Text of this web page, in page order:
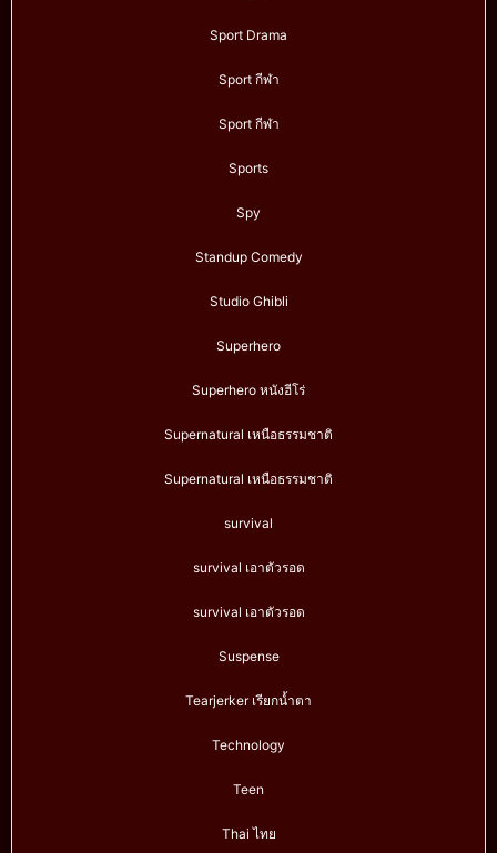
Sport Drama
Sport กีฬา
Sport กีฬา
Sports
Spy
Standup Comedy
Studio Ghibli
Superhero
Superhero หนังฮีโร่
Supernatural เหนือธรรมชาติ
Supernatural เหนือธรรมชาติ
survival
survival เอาตัวรอด
survival เอาตัวรอด
Suspense
Tearjerker เรียกน้ำตา
Technology
Teen
Thai ไทย